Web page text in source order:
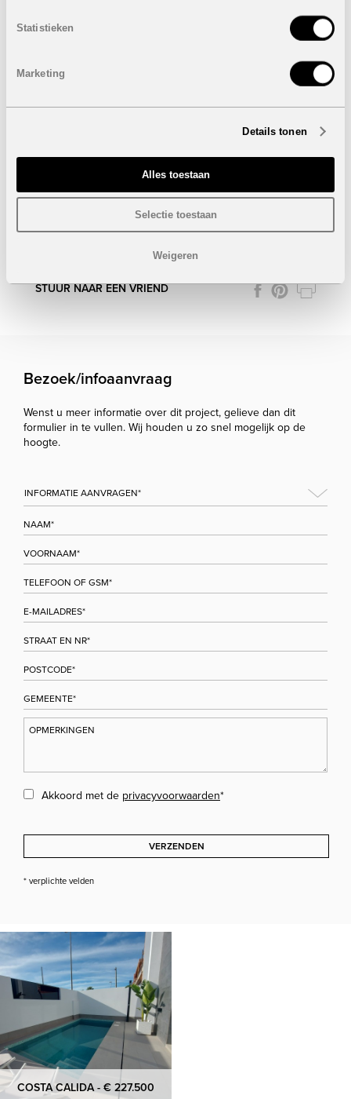
Statistieken
Marketing
Details tonen
Alles toestaan
Selectie toestaan
Weigeren
Onder voorbehoud van eventuele prijswijzigingen.
STUUR NAAR EEN VRIEND
Bezoek/infoaanvraag
Wenst u meer informatie over dit project, gelieve dan dit
formulier in te vullen. Wij houden u zo snel mogelijk op de
hoogte.
Akkoord met de privacyvoorwaarden*
VERZENDEN
* verplichte velden
COSTA CALIDA - € 227.500